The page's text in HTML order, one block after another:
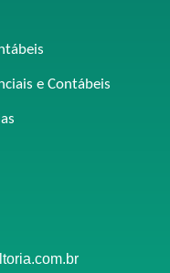
e Contábeis